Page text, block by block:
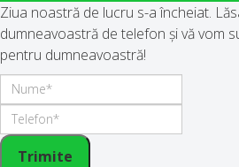
Ziua noastră de lucru s-a încheiat.
dumneavoastră de telefon și vă vom
pentru dumneavoastră!
Trimite